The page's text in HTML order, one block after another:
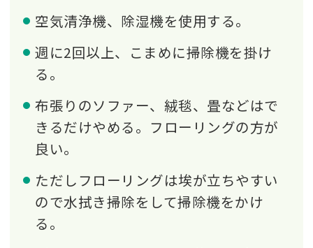
空気清浄機、除湿機を使用する。
週に2回以上、こまめに掃除機を掛け
る。
布張りのソファー、絨毯、畳などはで
きるだけやめる。フローリングの方が
良い。
ただしフローリングは埃が立ちやすい
ので水拭き掃除をして掃除機をかけ
る。